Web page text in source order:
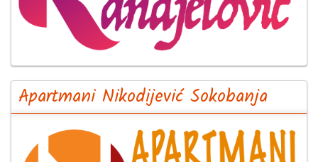
Apartmani Nikodijević Sokobanja